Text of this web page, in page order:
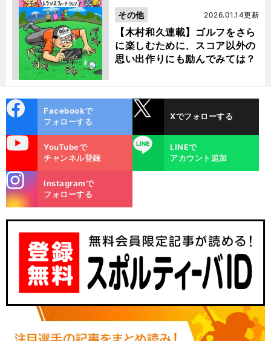
【木村和久連載】ゴルフをさら
に楽しむために、スコア以外の
思い出作りにも励んでみては？
2026.01.14更新
その他
ok
Facebookで
フォローする
Xでフォローする
YouTubeで
チャンネル登録
LINE
LINEで
アカウント追加
m
Instagramで
フォローする